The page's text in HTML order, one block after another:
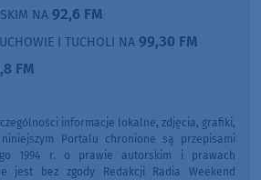
NA 92,6 FM
I TUCHOLI NA 99,30 FM
FM
informacje lokalne, zdjęcia, grafiki,
Portalu chronione są przepisami
1994 r. o prawie autorskim i prawach
jest bez zgody Redakcji Radia Weekend